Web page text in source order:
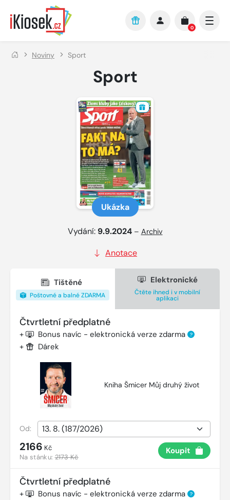
Přejít na hlavní obsah
0
Noviny Sport
Sport
Ukázka
Vydání: 9.9.2024 – Archiv
Anotace
Tištěné
Poštovné a balné ZDARMA
Elektronické
Čtěte ihned i v mobilní
aplikaci
Čtvrtletní předplatné
+ Bonus navíc - elektronická verze zdarma ?
+ Dárek
Kniha Šmicer Můj druhý život
Od:
2166 Kč
Na stánku:2173 Kč
Koupit
Čtvrtletní předplatné
+ Bonus navíc - elektronická verze zdarma ?